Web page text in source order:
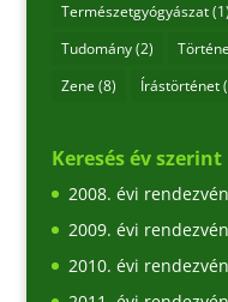
Természetgyógyászat(1)
Tudomány(2)
Zene (8) Írástörténet
Keresés év szerint
2008. évi
2009. évi
2010. évi